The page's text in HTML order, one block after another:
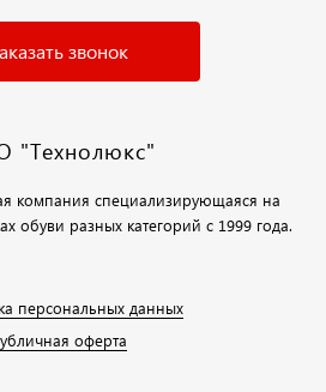
звонок
"Технолюкс"
компания специализирующаяся на
обуви разных категорий с 1999 года.
персональных данных
оферта